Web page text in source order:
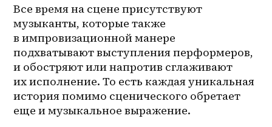
Все время на сцене присутствуют
музыканты, которые также
в импровизационной манере
подхватывают выступления перформеров,
и обостряют или напротив сглаживают
их исполнение. То есть каждая уникальная
история помимо сценического обретает
еще и музыкальное выражение.